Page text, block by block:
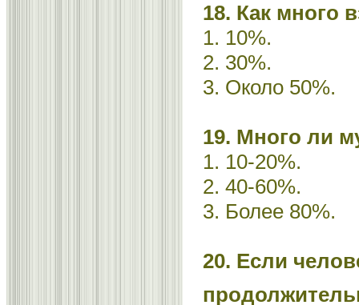
18. Как много
1. 10%.
2. 30%.
3. Около 50%.
19. Много ли
1. 10-20%.
2. 40-60%.
3. Более 80%.
20. Если